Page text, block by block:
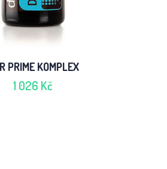
PRIME KOMPLEX
1 026 Kč